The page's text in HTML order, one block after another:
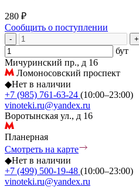
280 ₽
Сообщить о поступлении
- +
бут
Мичуринский пр., д 16
Ломоносовский проспект
◆Нет в наличии
+7 (985) 761-63-24 (10:00–23:00)
vinoteki.ru@yandex.ru
Воротынская ул., д 16
Планерная
Смотреть на карте
◆Нет в наличии
+7 (499) 500-19-48 (10:00–23:00)
vinoteki.ru@yandex.ru